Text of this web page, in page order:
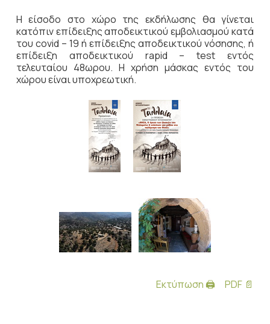
Η είσοδο στο χώρο της εκδήλωσης θα γίνεται
κατόπιν επίδειξης αποδεικτικού εμβολιασμού κατά
του covid – 19 ή επίδειξης αποδεικτικού νόσησης, ή
επίδειξη αποδεικτικού rapid – test εντός
τελευταίου 48ωρου. Η χρήση μάσκας εντός του
χώρου είναι υποχρεωτική.
Εκτύπωση 🖨 PDF 📄